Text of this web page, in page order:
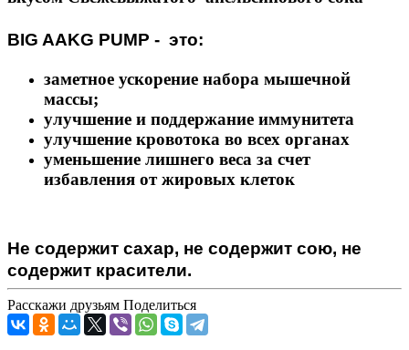
BIG AAKG PUMP - это:
заметное ускорение набора мышечной
массы;
улучшение и поддержание иммунитета
улучшение кровотока во всех органах
уменьшение лишнего веса за счет
избавления от жировых клеток
Не содержит сахар, не содержит сою, не
содержит красители.
Расскажи друзьям Поделиться